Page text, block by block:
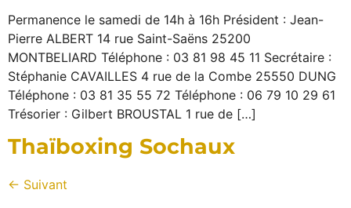
Permanence le samedi de 14h à 16h Président : Jean-
Pierre ALBERT 14 rue Saint-Saëns 25200
MONTBELIARD Téléphone : 03 81 98 45 11 Secrétaire :
Stéphanie CAVAILLES 4 rue de la Combe 25550 DUNG
Téléphone : 03 81 35 55 72 Téléphone : 06 79 10 29 61
Trésorier : Gilbert BROUSTAL 1 rue de […]
Thaïboxing Sochaux
← Suivant